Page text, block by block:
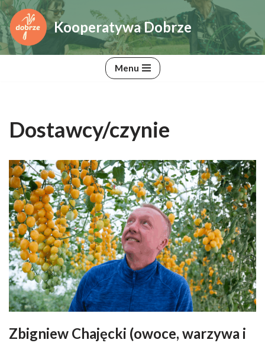
Przejdź
do
Kooperatywa Dobrze
Menu
Dostawcy/czynie
Zbigniew Chajęcki (owoce, warzywa i